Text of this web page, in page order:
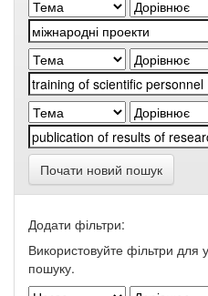
Почати новий пошук
Додати фільтри:
Використовуйте фільтри для
пошуку.